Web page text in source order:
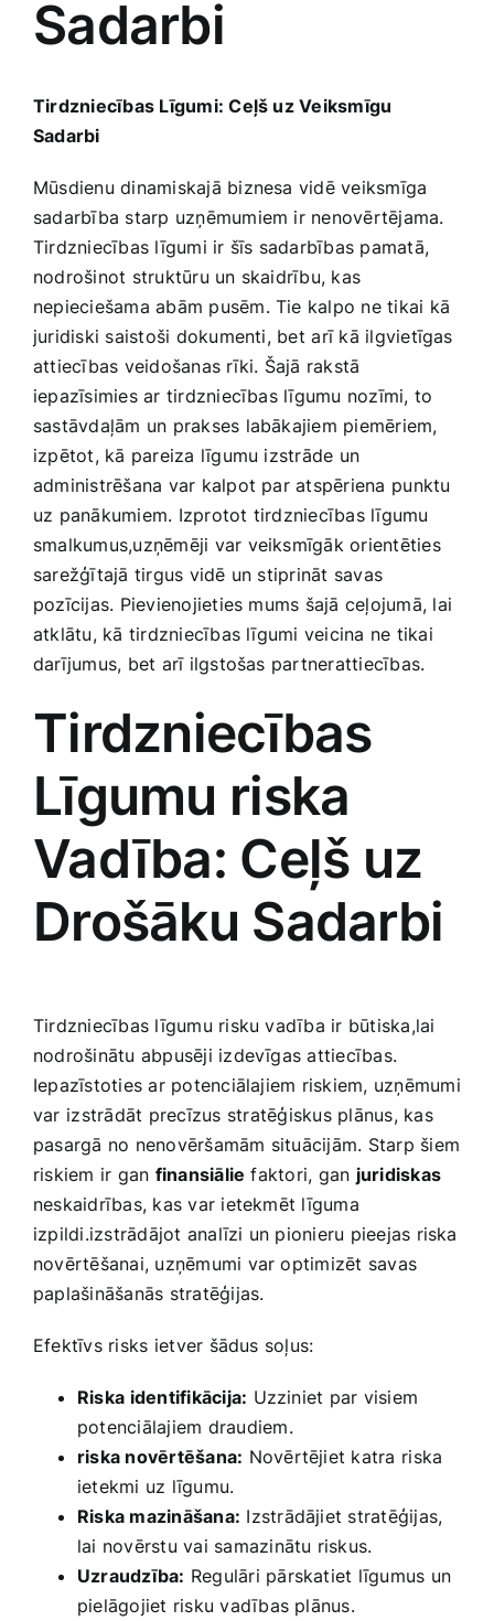
Medicīnas preces
Pārtikas preces
Preces birojam
Preces pieaugušajiem
Rotaļlietas, bērnu preces
Smaržas, kosmētika
Sports, tūrisms un atpūta
TV un Sadzīves tehnika
Zoo preces
Sadarbi
Tirdzniecības Līgumi: Ceļš uz Veiksmīgu
Sadarbi
Mūsdienu dinamiskajā biznesa vidē veiksmīga
sadarbība starp uzņēmumiem ir‌ nenovērtējama.
Tirdzniecības līgumi ir šīs sadarbības pamatā,
nodrošinot struktūru un ​skaidrību, kas
nepieciešama abām pusēm. Tie kalpo ne tikai kā
juridiski saistoši dokumenti, bet⁣ arī kā ilgvietīgas
attiecības veidošanas rīki. Šajā rakstā
iepazīsimies ar tirdzniecības līgumu nozīmi, to
sastāvdaļām un prakses labākajiem piemēriem,
izpētot, kā pareiza līgumu izstrāde un
administrēšana var kalpot par atspēriena⁣ punktu
uz panākumiem. Izprotot tirdzniecības līgumu
smalkumus,uzņēmēji var veiksmīgāk‍ orientēties
sarežģītajā tirgus vidē un stiprināt savas
‌pozīcijas. Pievienojieties mums šajā ceļojumā, lai
atklātu, kā tirdzniecības līgumi veicina ne tikai⁣
darījumus,​ bet ​arī ilgstošas partnerattiecības.
Tirdzniecības
Līgumu riska
Vadība: Ceļš uz ​
Drošāku Sadarbi
Tirdzniecības līgumu risku ‌vadība ir būtiska,lai
nodrošinātu abpusēji izdevīgas attiecības.
Iepazīstoties ar potenciālajiem riskiem, uzņēmumi
var ⁣izstrādāt‍ precīzus⁢ stratēģiskus plānus, kas
pasargā no nenovēršamām situācijām. Starp šiem
riskiem ir gan finansiālie faktori, gan juridiskas
neskaidrības, kas var ietekmēt līguma
izpildi.izstrādājot analīzi un pionieru pieejas ‌riska
novērtēšanai, uzņēmumi var optimizēt savas
paplašināšanās stratēģijas.
Efektīvs risks⁢ ietver šādus soļus:
Riska ⁢identifikācija: Uzziniet par visiem
potenciālajiem draudiem.
riska novērtēšana: ‍Novērtējiet katra ⁤riska
ietekmi uz līgumu.
Riska mazināšana: Izstrādājiet stratēģijas,
lai novērstu vai samazinātu riskus.
Uzraudzība: Regulāri pārskatiet līgumus un
pielāgojiet risku vadības plānus.